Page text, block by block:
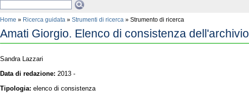
Home » Ricerca guidata » Strumenti di ricerca » Strumento di ricerca
Amati Giorgio. Elenco di consistenza dell'archivio
Sandra Lazzari
Data di redazione: 2013 -
Tipologia: elenco di consistenza